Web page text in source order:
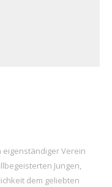
eigenständiger Verein
Jungen,
dem geliebten